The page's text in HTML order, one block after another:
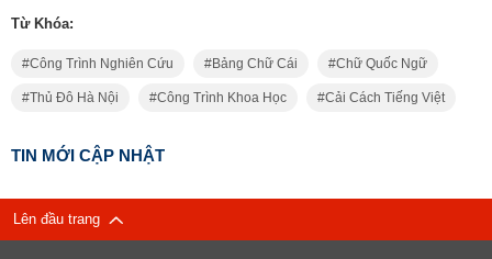
Từ Khóa:
Công Trình Nghiên Cứu Bảng Chữ Cái Chữ Quốc Ngữ
Thủ Đô Hà Nội Công Trình Khoa Học Cải Cách Tiếng Việt
TIN MỚI CẬP NHẬT
Lên đầu trang